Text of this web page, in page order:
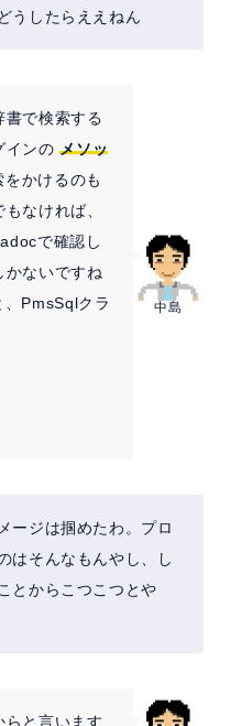
うしたらええねん
中島
書で検索する
インのメソッ
かけるのも
なければ、
で確認し
かないですね
PmsSqlクラ
ージは掴めたわ。プロ
はそんなもんやし、し
とからこつこつとや
らと言います